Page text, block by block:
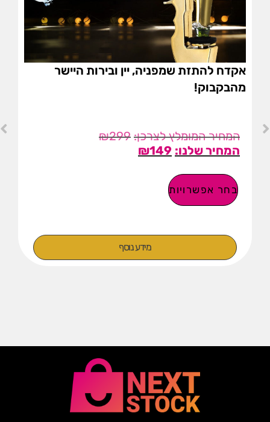
אקדח להתזת שמפניה, יין ובירות היישר
מהבקבוק!
₪299
₪149
בחר אפשרויות
מידע נוסף